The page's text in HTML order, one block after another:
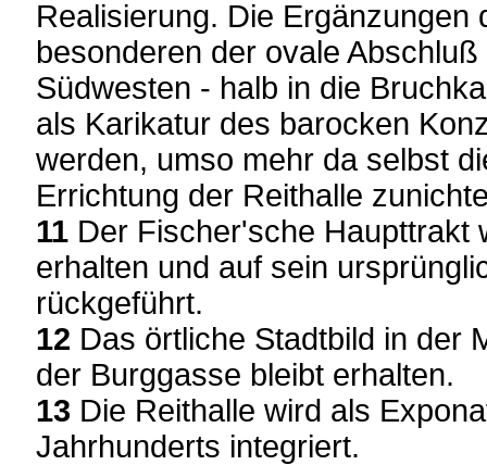
Realisierung. Die Ergänzungen
besonderen der ovale
Südwesten - halb in die
als Karikatur des barocken
werden, umso mehr da selbst
Errichtung der Reithalle
11 Der Fischer'sche Haupttrakt
erhalten und auf sein
rückgeführt.
12 Das örtliche Stadtbild in der
der Burggasse bleibt erhalten.
13 Die Reithalle wird als
Jahrhunderts integriert.